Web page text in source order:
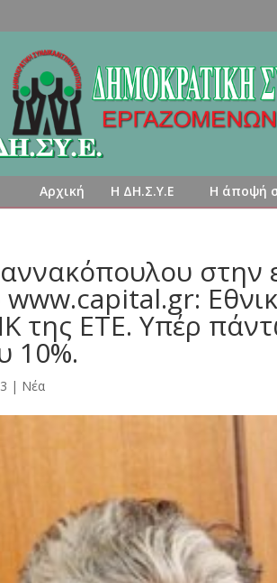
Αρχική Η ΔΗ.Σ.Υ.Ε Η άποψή
στην
www.capital.gr:
της ΕΤΕ. Υπέρ
10%.
| Νέα